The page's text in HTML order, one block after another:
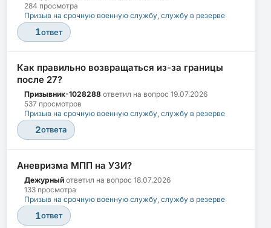
284 просмотра
Призыв на срочную военную службу, службу в резерве
1ответ
Как правильно возвращаться из-за границы
после 27?
Призывник-1028288 ответил на вопрос 19.07.2026
537 просмотров
Призыв на срочную военную службу, службу в резерве
2ответа
Аневризма МПП на УЗИ?
Дежурный ответил на вопрос 18.07.2026
133 просмотра
Призыв на срочную военную службу, службу в резерве
1ответ